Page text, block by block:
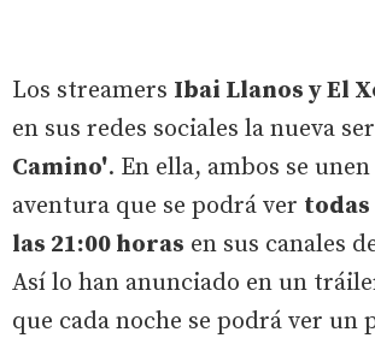
Los streamers Ibai Llanos y El
en sus redes sociales la nueva
Camino'. En ella, ambos se
aventura que se podrá ver todas
las 21:00 horas en sus canales
Así lo han anunciado en un
que cada noche se podrá ver un